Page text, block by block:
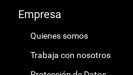
Empresa
Quienes somos
Trabaja con nosotros